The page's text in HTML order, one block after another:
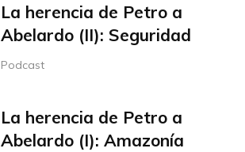
La herencia de Petro a
Abelardo (II): Seguridad
Podcast
La herencia de Petro a
Abelardo (I): Amazonía